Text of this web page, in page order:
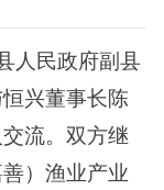
人民政府副县
兴董事长陈
流。双方继
）渔业产业